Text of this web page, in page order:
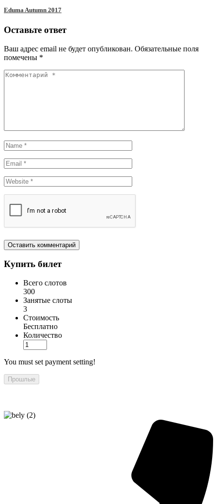
Eduma Autumn 2017
Оставьте ответ
Ваш адрес email не будет опубликован. Обязательные поля
помечены *
Купить билет
Всего слотов
300
Занятые слоты
3
Стоимость
Бесплатно
Количество
You must set payment setting!
Прошлые